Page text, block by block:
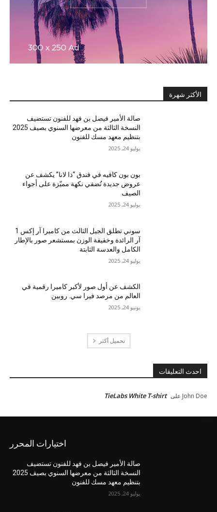
الأكثر شهرة
صالة الأمير فيصل بن فهد للفنون تستضيف
النسخة الثالثة من معرضها السنوي بصيف 2025
بتنظيم معهد مسك للفنون
يوليو 24, 2025
بون بون كافيه في فندق “ذا لانا” يكشف عن
عروض جديدة تُضفي نكهة مميّزة على أجواء
الصيف
يوليو 24, 2025
سوني تطلق الجيل الثالث من كاميرا آر إكس 1
آر الرائدة وخفيفة الوزن بمستشعر صور بالإطار
الكامل والعدسة الثابتة
يوليو 24, 2025
الكشف عن أول صور لأكبر كاميرا رقمية في
العالم من مرصد فيرا سي. روبين
يونيو 24, 2025
تحميل أكثر
احدث التعليقات
John Doe على TieLabs White T-shirt
اختيارات المحرر
صالة الأمير فيصل بن فهد للفنون تستضيف
النسخة الثالثة من معرضها السنوي بصيف 2025
بتنظيم معهد مسك للفنون
يوليو 24, 2025